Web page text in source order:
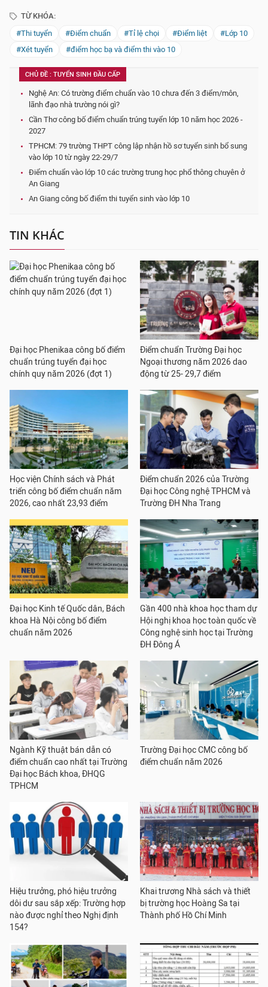
TỪ KHÓA:
#Thi tuyển
#Điểm chuẩn #Tỉ lệ chọi #Điểm liệt
#Lớp 10
#Xét tuyển
#điểm học bạ và điểm thi vào 10
CHỦ ĐỀ : TUYỂN SINH ĐẦU CẤP
Nghệ An: Có trường điểm chuẩn vào 10 chưa đến 3 điểm/môn,
lãnh đạo nhà trường nói gì?
Cần Thơ công bố điểm chuẩn trúng tuyển lớp 10 năm học 2026 -
2027
TPHCM: 79 trường THPT công lập nhận hồ sơ tuyển sinh bổ sung
vào lớp 10 từ ngày 22-29/7
Điểm chuẩn vào lớp 10 các trường trung học phổ thông chuyên ở
An Giang
An Giang công bố điểm thi tuyển sinh vào lớp 10
TIN KHÁC
Đại học Phenikaa công bố điểm
chuẩn trúng tuyển đại học
chính quy năm 2026 (đợt 1)
Điểm chuẩn Trường Đại học
Ngoại thương năm 2026 dao
động từ 25- 29,7 điểm
Học viện Chính sách và Phát
triển công bố điểm chuẩn năm
2026, cao nhất 23,93 điểm
Điểm chuẩn 2026 của Trường
Đại học Công nghệ TPHCM và
Trường ĐH Nha Trang
Đại học Kinh tế Quốc dân, Bách
khoa Hà Nội công bố điểm
chuẩn năm 2026
Gần 400 nhà khoa học tham dự
Hội nghị khoa học toàn quốc về
Công nghệ sinh học tại Trường
ĐH Đông Á
Ngành Kỹ thuật bán dẫn có
điểm chuẩn cao nhất tại Trường
Đại học Bách khoa, ĐHQG
TPHCM
Trường Đại học CMC công bố
điểm chuẩn năm 2026
Hiệu trưởng, phó hiệu trưởng
dôi dư sau sắp xếp: Trường hợp
nào được nghỉ theo Nghị định
154?
Khai trương Nhà sách và thiết
bị trường học Hoàng Sa tại
Thành phố Hồ Chí Minh